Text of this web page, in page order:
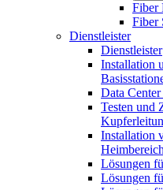
Fiber
Fiber
Dienstleister
Dienstleister
Installation
Data
Testen und
Installation
Heimbereich
Lösungen
Lösungen